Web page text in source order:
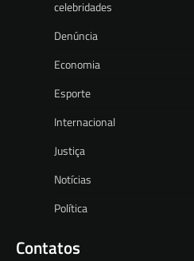
celebridades
Denúncia
Economia
Esporte
Internacional
Justiça
Notícias
Política
Contatos